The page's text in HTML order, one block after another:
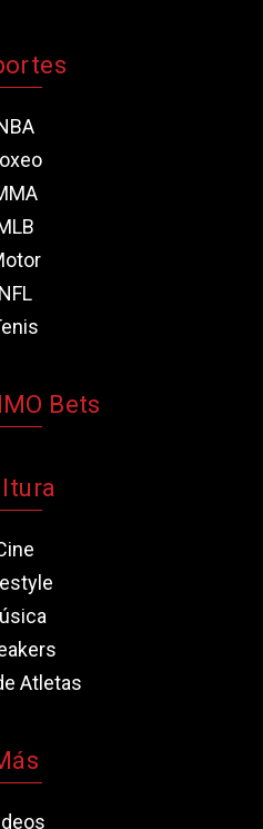
NFL
Bets
Atletas